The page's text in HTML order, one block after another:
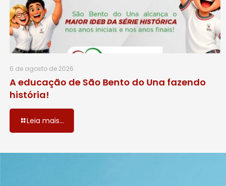
6 de agosto de 2026
A educação de São Bento do Una fazendo
história!
Leia mais...